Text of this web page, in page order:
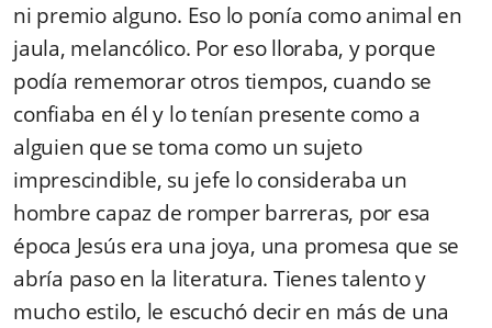
ni premio alguno. Eso lo ponía como animal en
jaula, melancólico. Por eso lloraba, y porque
podía rememorar otros tiempos, cuando se
confiaba en él y lo tenían presente como a
alguien que se toma como un sujeto
imprescindible, su jefe lo consideraba un
hombre capaz de romper barreras, por esa
época Jesús era una joya, una promesa que se
abría paso en la literatura. Tienes talento y
mucho estilo, le escuchó decir en más de una